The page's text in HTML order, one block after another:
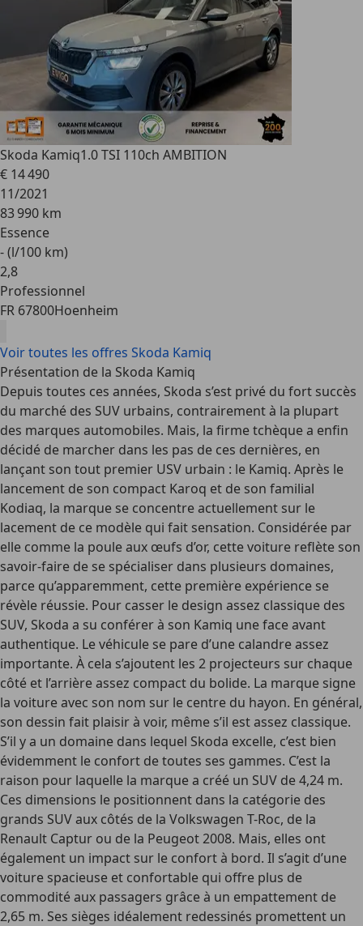
Skoda Kamiq1.0 TSI 110ch AMBITION
€ 14 490
11/2021
83 990 km
Essence
- (l/100 km)
2,8
Professionnel
FR 67800Hoenheim
Voir toutes les offres Skoda Kamiq
Présentation de la Skoda Kamiq
Depuis toutes ces années, Skoda s’est privé du fort succès
du marché des SUV urbains, contrairement à la plupart
des marques automobiles. Mais, la firme tchèque a enfin
décidé de marcher dans les pas de ces dernières, en
lançant son tout premier USV urbain : le Kamiq. Après le
lancement de son compact Karoq et de son familial
Kodiaq, la marque se concentre actuellement sur le
lacement de ce modèle qui fait sensation. Considérée par
elle comme la poule aux œufs d’or, cette voiture reflète son
savoir-faire de se spécialiser dans plusieurs domaines,
parce qu’apparemment, cette première expérience se
révèle réussie. Pour casser le design assez classique des
SUV, Skoda a su conférer à son Kamiq une face avant
authentique. Le véhicule se pare d’une calandre assez
importante. À cela s’ajoutent les 2 projecteurs sur chaque
côté et l’arrière assez compact du bolide. La marque signe
la voiture avec son nom sur le centre du hayon. En général,
son dessin fait plaisir à voir, même s’il est assez classique.
S’il y a un domaine dans lequel Skoda excelle, c’est bien
évidemment le confort de toutes ses gammes. C’est la
raison pour laquelle la marque a créé un SUV de 4,24 m.
Ces dimensions le positionnent dans la catégorie des
grands SUV aux côtés de la Volkswagen T-Roc, de la
Renault Captur ou de la Peugeot 2008. Mais, elles ont
également un impact sur le confort à bord. Il s’agit d’une
voiture spacieuse et confortable qui offre plus de
commodité aux passagers grâce à un empattement de
2,65 m. Ses sièges idéalement redessinés promettent un